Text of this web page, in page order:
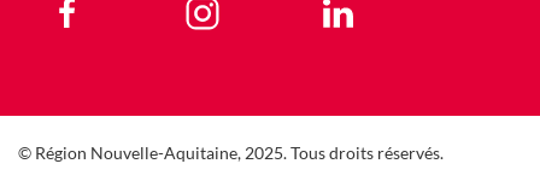
© Région Nouvelle-Aquitaine, 2025. Tous droits réservés.